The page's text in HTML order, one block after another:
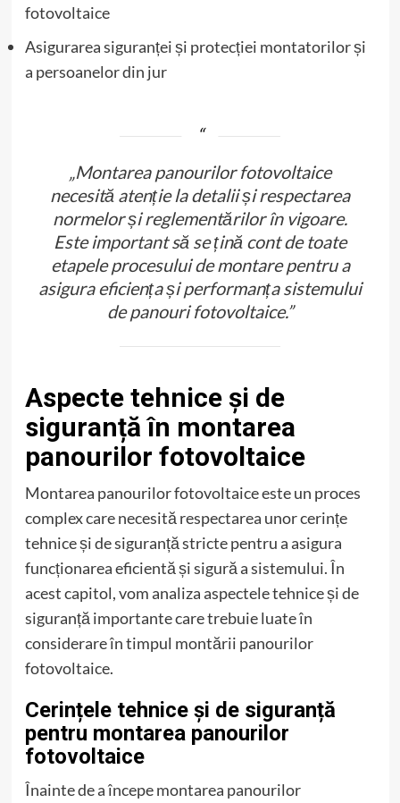
fotovoltaice
Asigurarea siguranței și protecției montatorilor și
a persoanelor din jur
„Montarea panourilor fotovoltaice
necesită atenție la detalii și respectarea
normelor și reglementărilor în vigoare.
Este important să se țină cont de toate
etapele procesului de montare pentru a
asigura eficiența și performanța sistemului
de panouri fotovoltaice.”
Aspecte tehnice și de
siguranță în montarea
panourilor fotovoltaice
Montarea panourilor fotovoltaice este un proces
complex care necesită respectarea unor cerințe
tehnice și de siguranță stricte pentru a asigura
funcționarea eficientă și sigură a sistemului. În
acest capitol, vom analiza aspectele tehnice și de
siguranță importante care trebuie luate în
considerare în timpul montării panourilor
fotovoltaice.
Cerințele tehnice și de siguranță
pentru montarea panourilor
fotovoltaice
Înainte de a începe montarea panourilor